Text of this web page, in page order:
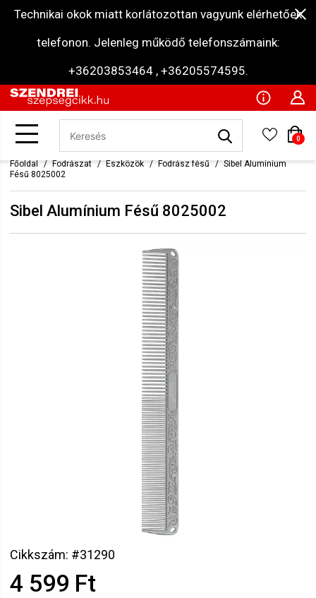
Technikai okok miatt korlátozottan vagyunk elérhetőek
telefonon. Jelenleg működő telefonszámaink:
+36203853464 , +36205574595.
0
Főoldal Fodrászat Eszközök Fodrász fésű
Sibel Alumínium
Fésű 8025002
Sibel Alumínium Fésű 8025002
Cikkszám: #31290
4 599 Ft